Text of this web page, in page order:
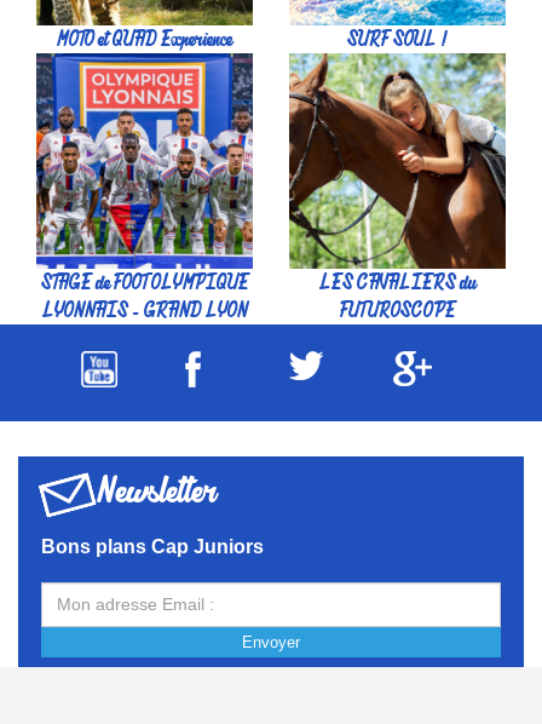
MOTO et QUAD Experience SURF SOUL !
STAGE de FOOT OLYMPIQUE
LYONNAIS - GRAND LYON
LES CAVALIERS du
FUTUROSCOPE
Newsletter
Bons plans Cap Juniors
Envoyer